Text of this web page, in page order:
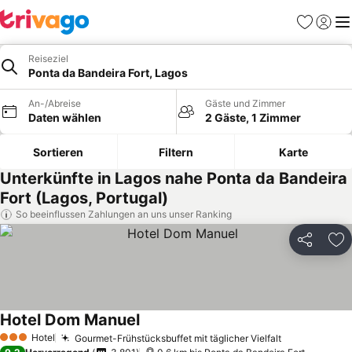
Favoriten
Reiseziel
Ponta da Bandeira Fort, Lagos
An-/Abreise
Daten wählen
Gäste und Zimmer
2 Gäste, 1 Zimmer
Sortieren Filtern Karte
Unterkünfte in Lagos nahe Ponta da Bandeira
Fort (Lagos, Portugal)
So beeinflussen Zahlungen an uns unser Ranking
Teilen
3 SterneHotel Gourmet-Frühstücksbuffet mit täglicher Vielfalt
Hotel Dom Manuel